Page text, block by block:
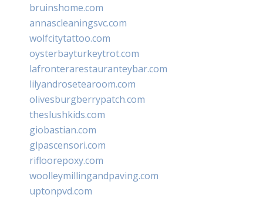
bruinshome.com
annascleaningsvc.com
wolfcitytattoo.com
oysterbayturkeytrot.com
lafronterarestauranteybar.com
lilyandrosetearoom.com
olivesburgberrypatch.com
theslushkids.com
giobastian.com
glpascensori.com
rifloorepoxy.com
woolleymillingandpaving.com
uptonpvd.com